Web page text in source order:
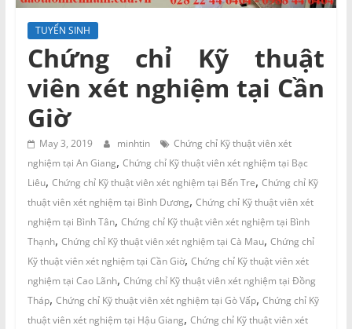
và
Tư
vấn
Miền
Nam
TUYỂN SINH
Chứng chỉ Kỹ thuật
viên xét nghiệm tại Cần
Giờ
May 3, 2019 minhtin
Chứng chỉ Kỹ thuật viên xét
nghiệm tại An Giang, Chứng chỉ Kỹ thuật viên xét nghiệm tại Bạc
Liêu, Chứng chỉ Kỹ thuật viên xét nghiệm tại Bến Tre, Chứng chỉ Kỹ
thuật viên xét nghiệm tại Bình Dương, Chứng chỉ Kỹ thuật viên xét
nghiệm tại Bình Tân, Chứng chỉ Kỹ thuật viên xét nghiệm tại Bình
Thạnh, Chứng chỉ Kỹ thuật viên xét nghiệm tại Cà Mau, Chứng chỉ
Kỹ thuật viên xét nghiệm tại Cần Giờ, Chứng chỉ Kỹ thuật viên xét
nghiệm tại Cao Lãnh, Chứng chỉ Kỹ thuật viên xét nghiệm tại Đồng
Tháp, Chứng chỉ Kỹ thuật viên xét nghiệm tại Gò Vấp, Chứng chỉ Kỹ
thuật viên xét nghiệm tại Hậu Giang, Chứng chỉ Kỹ thuật viên xét